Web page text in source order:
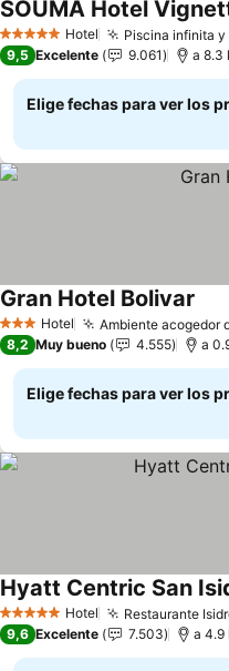
5 Estrellas Hotel Piscina infinita y
SOUMA Hotel
9,5 Excelente 9.061 a 8.3
Elige fechas para ver los
3 Estrellas
Hotel Ambiente acogedor
Gran Hotel Bolivar
8,2 Muy bueno 4.555 a
Elige fechas para ver los
5 Estrellas Hotel Restaurante
Hyatt Centric San
9,6 Excelente 7.503 a 4.9